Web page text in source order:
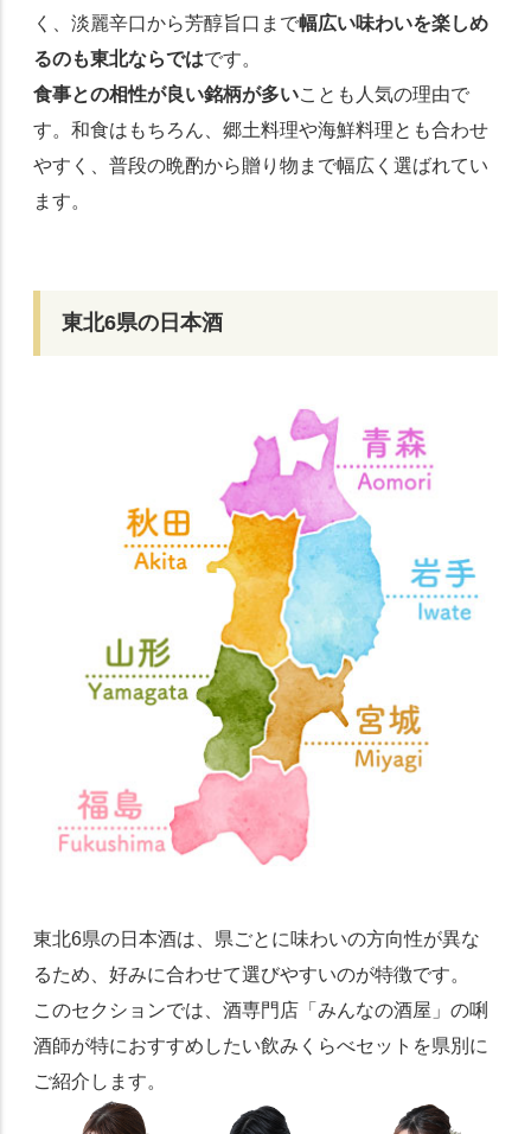
く、淡麗辛口から芳醇旨口まで幅広い味わいを楽しめ
るのも東北ならではです。
食事との相性が良い銘柄が多いことも人気の理由で
す。和食はもちろん、郷土料理や海鮮料理とも合わせ
やすく、普段の晩酌から贈り物まで幅広く選ばれてい
ます。
東北6県の日本酒
東北6県の日本酒は、県ごとに味わいの方向性が異な
るため、好みに合わせて選びやすいのが特徴です。
このセクションでは、酒専門店「みんなの酒屋」の唎
酒師が特におすすめしたい飲みくらべセットを県別に
ご紹介します。